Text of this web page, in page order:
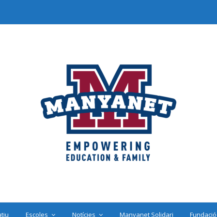
Escoles Notícies Manyanet Solidari Fundació